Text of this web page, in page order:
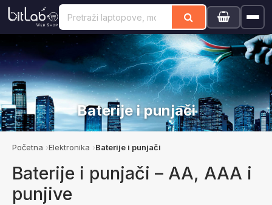
Baterije i punjači
Početna Elektronika Baterije i punjači
Baterije i punjači – AA, AAA i
punjive